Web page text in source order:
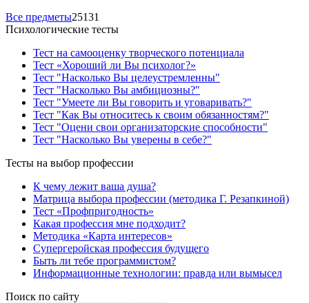
Все предметы25131
Психологические тесты
Тест на самооценку творческого потенциала
Тест «Хороший ли Вы психолог?»
Тест "Насколько Вы целеустремленны"
Тест "Насколько Вы амбициозны?"
Тест "Умеете ли Вы говорить и уговаривать?"
Тест "Как Вы относитесь к своим обязанностям?"
Тест "Оцени свои организаторские способности"
Тест "Насколько Вы уверены в себе?"
Тесты на выбор профессии
К чему лежит ваша душа?
Матрица выбора профессии (методика Г. Резапкиной)
Тест «Профпригодность»
Какая профессия мне подходит?
Методика «Карта интересов»
Супергеройская профессия будущего
Быть ли тебе программистом?
Информационные технологии: правда или вымысел
Поиск по сайту